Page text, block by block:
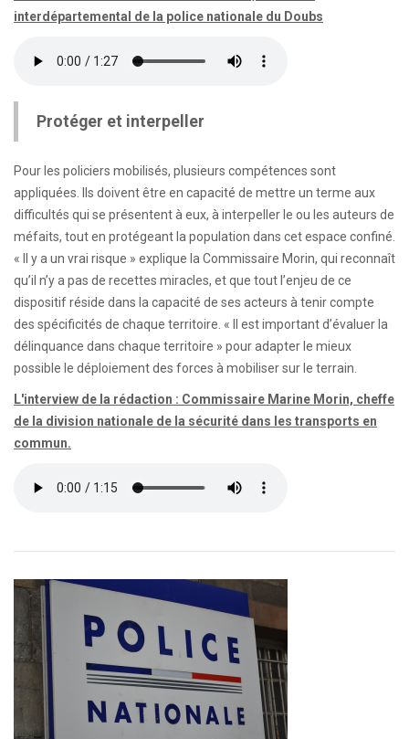
interdépartemental de la police nationale du Doubs
Protéger et interpeller
Pour les policiers mobilisés, plusieurs compétences sont
appliquées. Ils doivent être en capacité de mettre un terme aux
difficultés qui se présentent à eux, à interpeller le ou les auteurs de
méfaits, tout en protégeant la population dans cet espace confiné.
« Il y a un vrai risque » explique la Commissaire Morin, qui reconnaît
qu’il n’y a pas de recettes miracles, et que tout l’enjeu de ce
dispositif réside dans la capacité de ses acteurs à tenir compte
des spécificités de chaque territoire. « Il est important d’évaluer la
délinquance dans chaque territoire » pour adapter le mieux
possible le déploiement des forces à mobiliser sur le terrain.
L'interview de la rédaction : Commissaire Marine Morin, cheffe
de la division nationale de la sécurité dans les transports en
commun.